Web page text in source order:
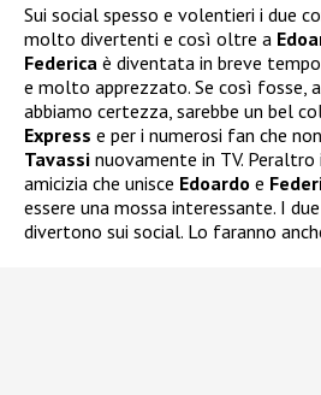
Sui social spesso e volentieri i due
molto divertenti e così oltre a
Federica è diventata in breve
e molto apprezzato. Se così fosse,
abbiamo certezza, sarebbe un bel
Express e per i numerosi fan che
Tavassi nuovamente in TV.
amicizia che unisce Edoardo e
essere una mossa interessante. I
divertono sui social. Lo faranno